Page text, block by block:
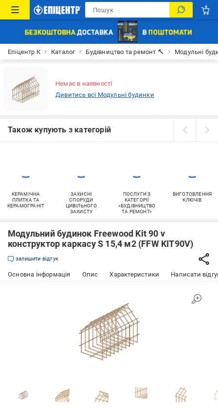
Епіцентр К Каталог Будівництво та ремонт 🔨 Модульні
Немає в наявності
Дивитись всі Модульні будинки
Також купують з категорій
КЕРАМІЧНА
ПЛИТКА ТА
КЕРАМОГРАНІТ
ЗАХИСНІ
СПОРУДИ
ЦИВІЛЬНОГО
ЗАХИСТУ
ПОСЛУГИ З
КАТЕГОРІЇ
«БУДІВНИЦТВО
ТА РЕМОНТ»
ВИГОТОВЛЕННЯ
КЛЮЧІВ
Модульний будинок Freewood Kit 90 v
конструктор каркасу S 15,4 м2 (FFW KIT90V)
залишити відгук
Основна інформація Опис Характеристики Написати